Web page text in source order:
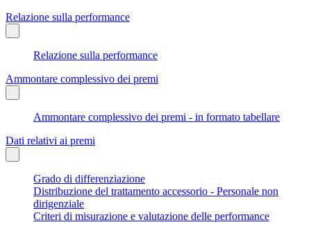
Relazione sulla performance
Relazione sulla performance
Ammontare complessivo dei premi
Ammontare complessivo dei premi - in formato tabellare
Dati relativi ai premi
Grado di differenziazione
Distribuzione del trattamento accessorio - Personale non
dirigenziale
Criteri di misurazione e valutazione delle performance